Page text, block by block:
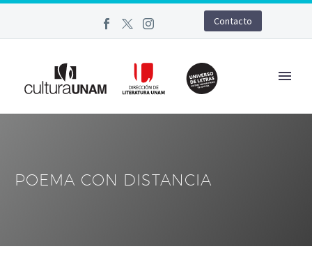
Contacto
POEMA CON DISTANCIA